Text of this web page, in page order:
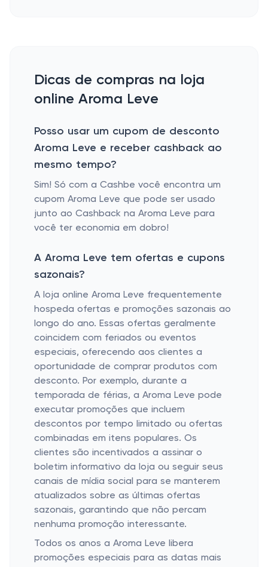
Dicas de compras na loja
online Aroma Leve
Posso usar um cupom de desconto
Aroma Leve e receber cashback ao
mesmo tempo?
Sim! Só com a Cashbe você encontra um
cupom Aroma Leve que pode ser usado
junto ao Cashback na Aroma Leve para
você ter economia em dobro!
A Aroma Leve tem ofertas e cupons
sazonais?
A loja online Aroma Leve frequentemente
hospeda ofertas e promoções sazonais ao
longo do ano. Essas ofertas geralmente
coincidem com feriados ou eventos
especiais, oferecendo aos clientes a
oportunidade de comprar produtos com
desconto. Por exemplo, durante a
temporada de férias, a Aroma Leve pode
executar promoções que incluem
descontos por tempo limitado ou ofertas
combinadas em itens populares. Os
clientes são incentivados a assinar o
boletim informativo da loja ou seguir seus
canais de mídia social para se manterem
atualizados sobre as últimas ofertas
sazonais, garantindo que não percam
nenhuma promoção interessante.
Todos os anos a Aroma Leve libera
promoções especiais para as datas mais